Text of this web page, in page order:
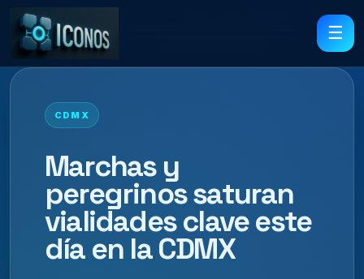
☰
CDMX
Marchas y
peregrinos saturan
vialidades clave este
día en la CDMX